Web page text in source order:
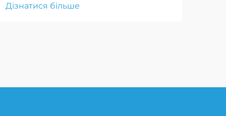
закупівель, щоб відповідати
Дізнатися більше